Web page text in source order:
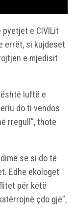
e CIVILit
errët, si kujdeset
e mjedisit
luftë e
do ti vendos
rregull”, thotë
se si do të
Edhe ekologët
për këtë
çdo gjë”,